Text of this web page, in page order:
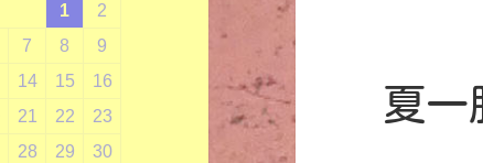
1
2
7 8
9
14 15
16
21 22
23
28 29
30
夏一